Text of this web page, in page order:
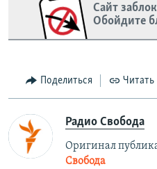
Сайт
Обойдите
Поделиться Читать
Радио Свобода
Оригинал
Свобода